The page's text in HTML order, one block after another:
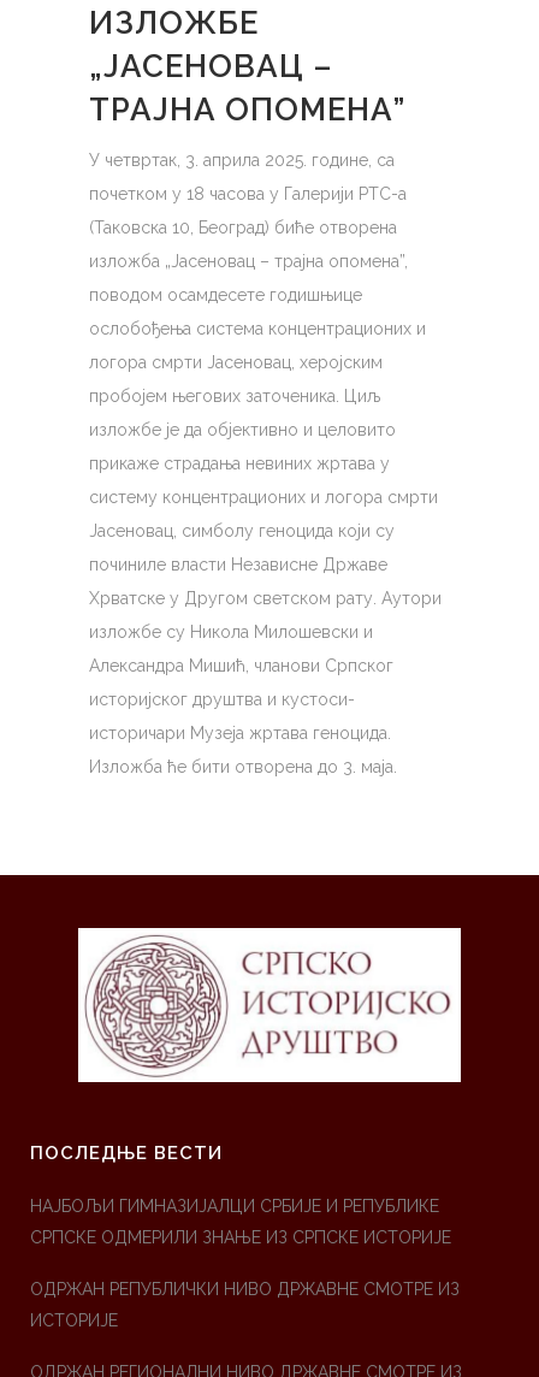
ИЗЛОЖБЕ
„ЈАСЕНОВАЦ –
ТРАЈНА ОПОМЕНА”
У четвртак, 3. априла 2025. године, са
почетком у 18 часова у Галерији РТС-a
(Таковска 10, Београд) биће отворена
изложба „Јасеновац – трајна опомена”,
поводом осамдесете годишњице
ослобођења система концентрационих и
логора смрти Јасеновац, херојским
пробојем његових заточеника. Циљ
изложбе је да објективно и целовито
прикаже страдања невиних жртава у
систему концентрационих и логора смрти
Јасеновац, симболу геноцида који су
починиле власти Независне Државе
Хрватске у Другом светском рату. Аутори
изложбе су Никола Милошевски и
Александра Мишић, чланови Српског
историјског друштва и кустоси-
историчари Музеја жртава геноцида.
Изложба ће бити отворена до 3. маја.
ПОСЛЕДЊЕ ВЕСТИ
НАЈБОЉИ ГИМНАЗИЈАЛЦИ СРБИЈЕ И РЕПУБЛИКЕ
СРПСКЕ ОДМЕРИЛИ ЗНАЊЕ ИЗ СРПСКЕ ИСТОРИЈЕ
ОДРЖАН РЕПУБЛИЧКИ НИВО ДРЖАВНЕ СМОТРЕ ИЗ
ИСТОРИЈЕ
ОДРЖАН РЕГИОНАЛНИ НИВО ДРЖАВНЕ СМОТРЕ ИЗ